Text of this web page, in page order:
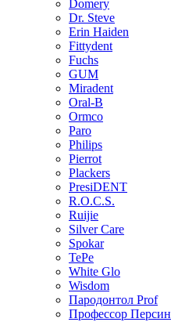
Domery
Dr. Steve
Erin Haiden
Fittydent
Fuchs
GUM
Miradent
Oral-B
Ormco
Paro
Philips
Pierrot
Plackers
PresiDENT
R.O.C.S.
Ruijie
Silver Care
Spokar
TePe
White Glo
Wisdom
Пародонтол Prof
Профессор Персин